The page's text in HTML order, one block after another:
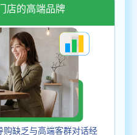
店的高端品牌
缺乏与高端客群对话经